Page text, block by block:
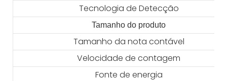
Tecnologia de Detecção
Tamanho do produto
Tamanho da nota contável
Velocidade de contagem
Fonte de energia